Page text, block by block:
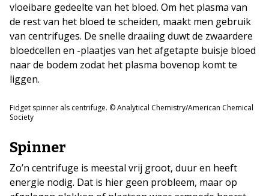
vloeibare gedeelte van het bloed. Om het plasma van
de rest van het bloed te scheiden, maakt men gebruik
van centrifuges. De snelle draaiing duwt de zwaardere
bloedcellen en -plaatjes van het afgetapte buisje bloed
naar de bodem zodat het plasma bovenop komt te
liggen.
Fidget spinner als centrifuge. © Analytical Chemistry/American Chemical
Society
Spinner
Zo’n centrifuge is meestal vrij groot, duur en heeft
energie nodig. Dat is hier geen probleem, maar op